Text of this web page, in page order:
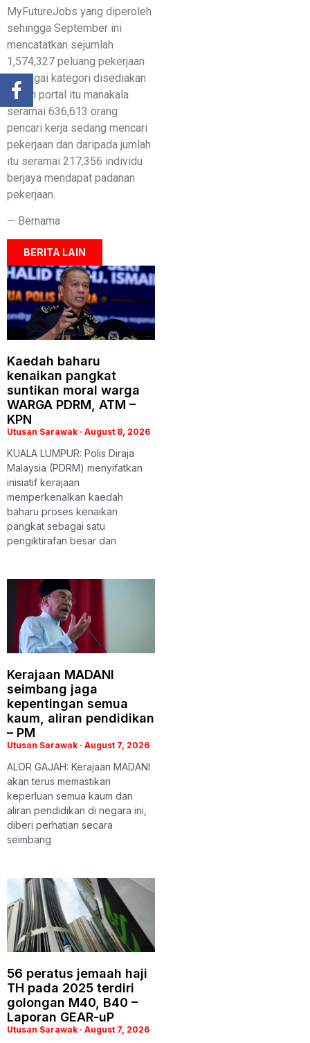
MyFutureJobs yang diperoleh
sehingga September ini
mencatatkan sejumlah
1,574,327 peluang pekerjaan
pelbagai kategori disediakan
dalam portal itu manakala
seramai 636,613 orang
pencari kerja sedang mencari
pekerjaan dan daripada jumlah
itu seramai 217,356 individu
berjaya mendapat padanan
pekerjaan.
— Bernama
BERITA LAIN
Kaedah baharu
kenaikan pangkat
suntikan moral warga
WARGA PDRM, ATM –
KPN
Utusan Sarawak August 8, 2026
KUALA LUMPUR: Polis Diraja
Malaysia (PDRM) menyifatkan
inisiatif kerajaan
memperkenalkan kaedah
baharu proses kenaikan
pangkat sebagai satu
pengiktirafan besar dan
Kerajaan MADANI
seimbang jaga
kepentingan semua
kaum, aliran pendidikan
– PM
Utusan Sarawak August 7, 2026
ALOR GAJAH: Kerajaan MADANI
akan terus memastikan
keperluan semua kaum dan
aliran pendidikan di negara ini,
diberi perhatian secara
seimbang
56 peratus jemaah haji
TH pada 2025 terdiri
golongan M40, B40 –
Laporan GEAR-uP
Utusan Sarawak August 7, 2026